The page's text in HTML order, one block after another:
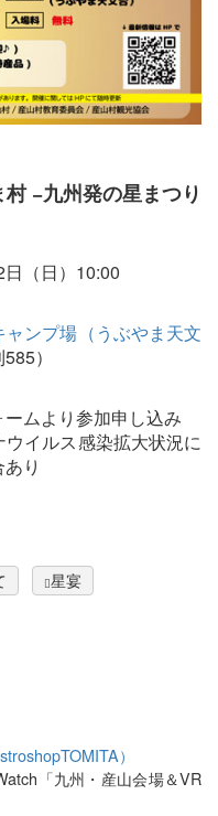
−九州発の星まつり
（日）10:00
ンプ場（うぶやま天文
）
ムより参加申し込み
イルス感染拡大状況に
り
星宴
）
「九州・産山会場＆VR